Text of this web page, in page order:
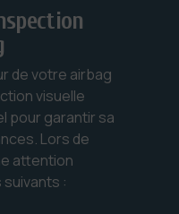
de votre airbag
visuelle
pour garantir sa
Lors de
attention
: